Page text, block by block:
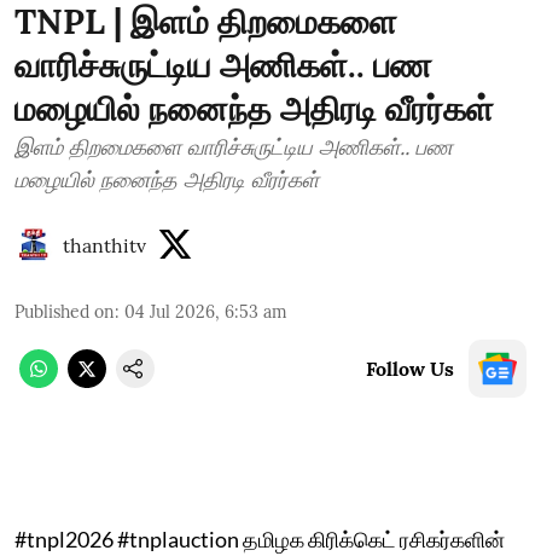
TNPL | இளம் திறமைகளை
வாரிச்சுருட்டிய அணிகள்.. பண
மழையில் நனைந்த அதிரடி வீரர்கள்
இளம் திறமைகளை வாரிச்சுருட்டிய அணிகள்.. பண
மழையில் நனைந்த அதிரடி வீரர்கள்
thanthitv
Published on: 04 Jul 2026, 6:53 am
Follow Us
#tnpl2026 #tnplauction ​தமிழக கிரிக்கெட் ரசிகர்களின்